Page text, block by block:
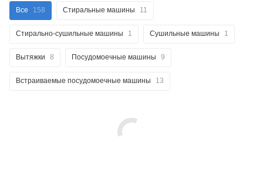
Все 158 Стиральные машины 11
Стирально-сушильные машины 1 Сушильные машины 1
Вытяжки 8 Посудомоечные машины 9
Встраиваемые посудомоечные машины 13